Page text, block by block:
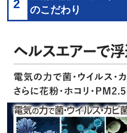
2
のこだわり